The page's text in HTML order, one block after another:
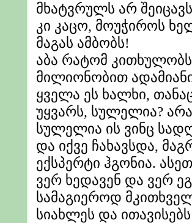
მხატვრულს არ
კი კაცო, მოუჭიროს
მაგას ამბობს!
აბა რატომ კითხულობს
მილიონობით
ყველა ეს ხალხი,
უყვარს, სულელია?
სულელია ის ვინც
და იქვე ჩახავსდა,
ექსპერტი ჰგონია.
ვერ ხედავენ და ვერ
სამაგიეროდ
სიახლეს და ითავისებს